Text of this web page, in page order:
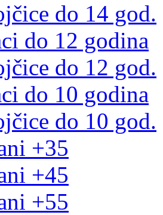
do 14 god.
do 12 godina
do 12 god.
do 10 godina
do 10 god.
+35
+45
+55